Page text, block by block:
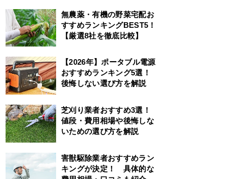
無農薬・有機の野菜宅配お
すすめランキングBEST5！
【厳選8社を徹底比較】
【2026年】ポータブル電源
おすすめランキング5選！
後悔しない選び方を解説
芝刈り業者おすすめ3選！
値段・費用相場や後悔しな
いための選び方を解説
害獣駆除業者おすすめラン
キングが決定！ 具体的な